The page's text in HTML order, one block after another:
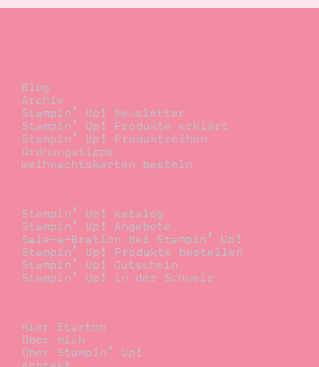
Blog
Archiv
Stampin’ Up! Newsletter
Stampin’ Up! Produkte erklärt
Stampin’ Up! Produktreihen
Ordnungstipps
Weihnachtskarten basteln
Stampin’ Up! Katalog
Stampin’ Up! Angebote
Sale-a-Bration bei Stampin’ Up!
Stampin’ Up! Produkte bestellen
Stampin’ Up! Gutschein
Stampin’ Up! in der Schweiz
Hier Starten
Über mich
Über Stampin’ Up!